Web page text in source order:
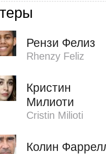
Рензи Фелиз
Rhenzy Feliz
Кристин
Милиоти
Cristin Milioti
Колин